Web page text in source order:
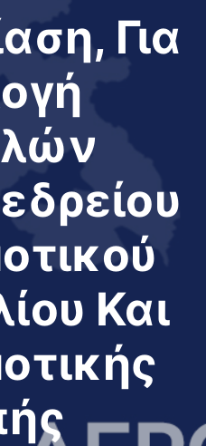
Για
Και